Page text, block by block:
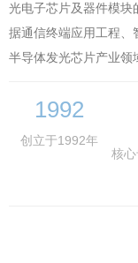
核心
1992
创立于1992年
光电子芯片及器件模块
据通信终端应用工程、
半导体发光芯片产业领